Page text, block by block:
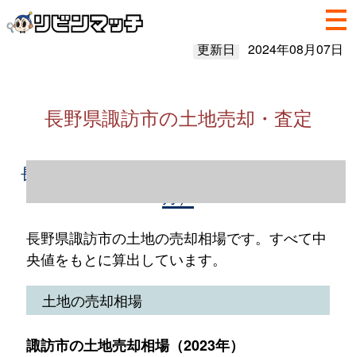
更新日 2024年08月07日
長野県諏訪市の土地売却・査定
長野県諏訪市の土地売却情報（2023年1～12
長野県諏訪市の土地の売却相場です。すべて中
央値をもとに算出しています。
土地の売却相場
諏訪市の土地売却相場（2023年）